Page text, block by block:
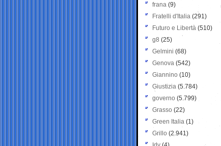
frana (9)
Fratelli d'Italia (291)
Futuro e Libertà (510)
g8 (25)
Gelmini (68)
Genova (542)
Giannino (10)
Giustizia (5.784)
governo (5.799)
Grasso (22)
Green Italia (1)
Grillo (2.941)